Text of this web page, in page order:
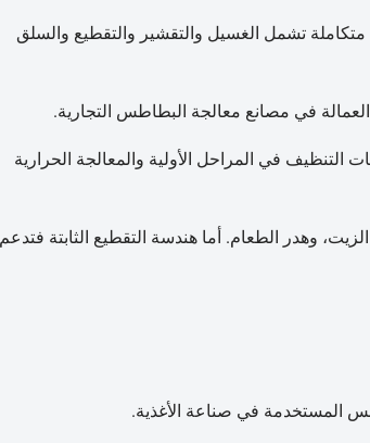
تشمل الغسيل والتقشير والتقطيع والسلق
في مصانع معالجة البطاطس التجارية.
في المراحل الأولية والمعالجة الحرارية
وهدر الطعام. أما هندسة التقطيع الثابتة فتدعم
المستخدمة في صناعة الأغذية.